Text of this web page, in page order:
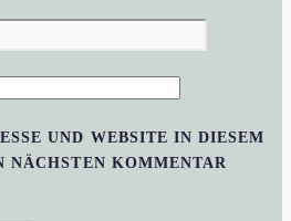
UND WEBSITE IN DIESEM
NÄCHSTEN KOMMENTAR